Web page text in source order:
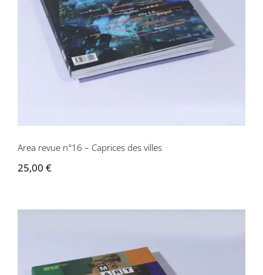
Area revue n°16 – Caprices des villes
Area revue n°16 – Caprices des villes
25,00 €